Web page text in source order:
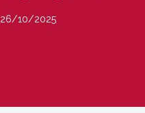
26/10/2025